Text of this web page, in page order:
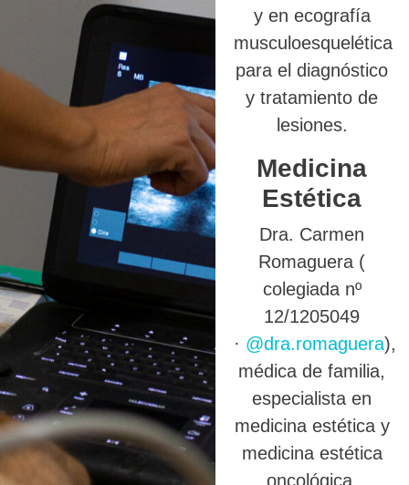
y en ecografía
musculoesquelética
para el diagnóstico
y tratamiento de
lesiones.
Medicina
Estética
Dra. Carmen
Romaguera (
colegiada nº
12/1205049
· @dra.romaguera),
médica de familia,
especialista en
medicina estética y
medicina estética
oncológica.